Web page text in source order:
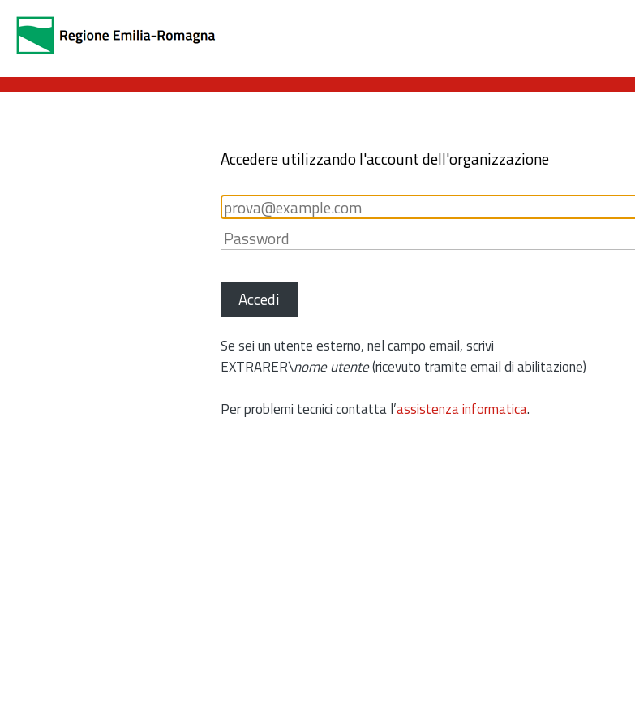
Accedere utilizzando l'account dell'organizzazione
Accedi
Se sei un utente esterno, nel campo email, scrivi
EXTRARER\nome utente(ricevuto tramite email di abilitazione)
Per problemi tecnici contatta l’assistenza informatica.